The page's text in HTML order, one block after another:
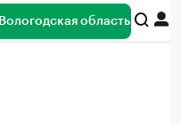
Вологодская область